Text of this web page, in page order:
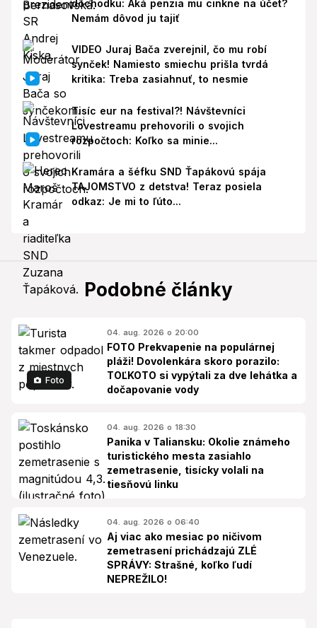
dôchodku: Aká penzia mu cinkne na účet?
Nemám dôvod ju tajiť
VIDEO Juraj Bača zverejnil, čo mu robí
synček! Namiesto smiechu prišla tvrdá
kritika: Treba zasiahnuť, to nesmie
Tisíc eur na festival?! Návštevníci
Lovestreamu prehovorili o svojich
rozpočtoch: Koľko sa minie...
Kramára a šéfku SND Ťapákovú spája
TAJOMSTVO z detstva! Teraz posiela
odkaz: Je mi to ľúto...
Podobné články
Foto
04. aug. 2026 o 20:00
FOTO Prekvapenie na populárnej
pláži! Dovolenkára skoro porazilo:
TOĽKOTO si vypýtali za dve lehátka a
dočapovanie vody
04. aug. 2026 o 18:30
Panika v Taliansku: Okolie známeho
turistického mesta zasiahlo
zemetrasenie, tisícky volali na
tiesňovú linku
04. aug. 2026 o 06:40
Aj viac ako mesiac po ničivom
zemetrasení prichádzajú ZLÉ
SPRÁVY: Strašné, koľko ľudí
NEPREŽILO!